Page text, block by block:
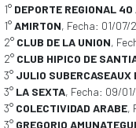
1° DEPORTE REGIONAL 40
1°AMIRTON, Fecha: 01/07/
2° CLUB DE LA UNION,
2° CLUB HIPICO DE
3° JULIO SUBERCASEAUX
3° LA SEXTA, Fecha: 09/
3° COLECTIVIDAD ARABE,
3° GREGORIO